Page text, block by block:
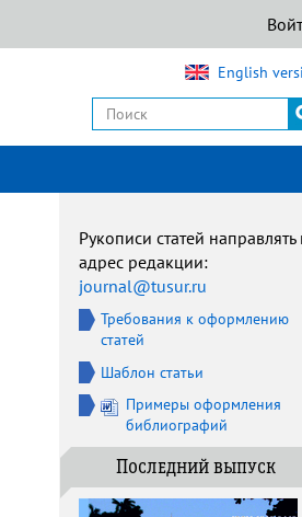
English
Рукописи статей направлять
адрес редакции:
journal@tusur.ru
Требования к оформлению
статей
Шаблон статьи
Примеры оформления
библиографий
Последний выпуск